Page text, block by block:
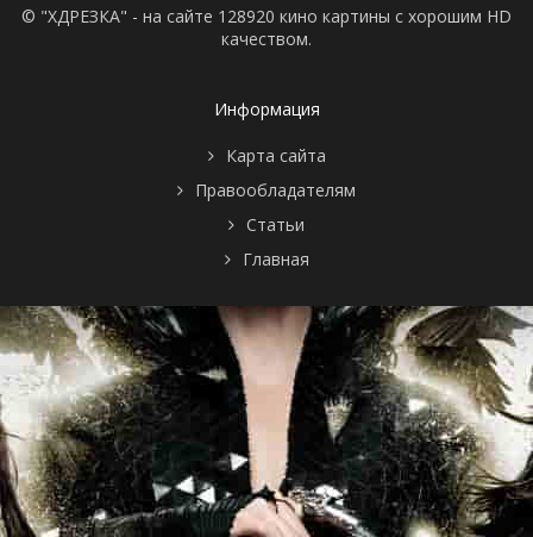
© "ХДРЕЗКА" - на сайте 128920 кино картины с хорошим HD
качеством.
Информация
Карта сайта
Правообладателям
Статьи
Главная